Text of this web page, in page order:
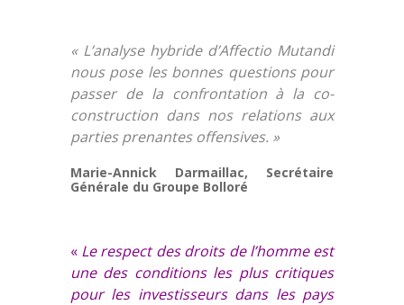
« L’analyse hybride d’Affectio Mutandi
nous pose les bonnes questions pour
passer de la confrontation à la co-
construction dans nos relations aux
parties prenantes offensives. »
Marie-Annick Darmaillac, Secrétaire
Générale du Groupe Bolloré
« Le respect des droits de l’homme est
une des conditions les plus critiques
pour les investisseurs dans les pays